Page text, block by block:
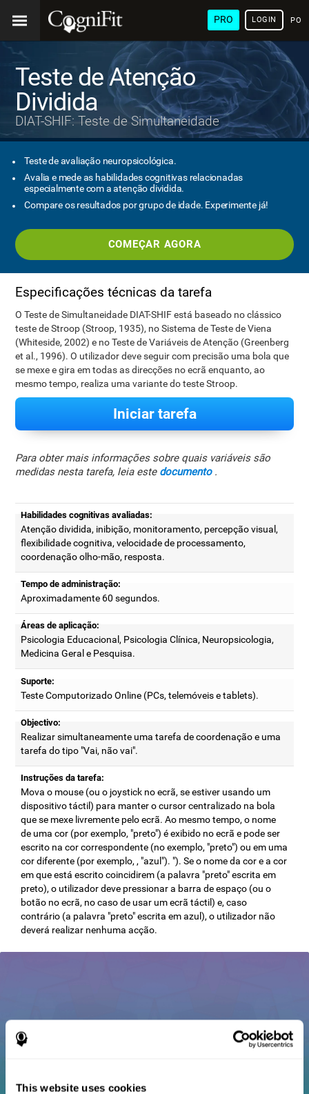
This website uses cookies
PRO LOGIN
Teste de Atenção
Dividida
DIAT-SHIF: Teste de Simultaneidade
Teste de avaliação neuropsicológica.
Avalia e mede as habilidades cognitivas relacionadas
especialmente com a atenção dividida.
Compare os resultados por grupo de idade. Experimente já!
COMEÇAR AGORA
Especificações técnicas da tarefa
O Teste de Simultaneidade DIAT-SHIF está baseado no clássico
teste de Stroop (Stroop, 1935), no Sistema de Teste de Viena
(Whiteside, 2002) e no Teste de Variáveis ​​de Atenção (Greenberg
et al., 1996). O utilizador deve seguir com precisão uma bola que
se mexe e gira em todas as direcções no ecrã enquanto, ao
mesmo tempo, realiza uma variante do teste Stroop.
Iniciar tarefa
Para obter mais informações sobre quais variáveis são
medidas nesta tarefa, leia este documento.
Habilidades cognitivas avaliadas:
Atenção dividida, inibição, monitoramento, percepção visual,
flexibilidade cognitiva, velocidade de processamento,
coordenação olho-mão, resposta.
Tempo de administração:
Aproximadamente 60 segundos.
Áreas de aplicação:
Psicologia Educacional, Psicologia Clínica, Neuropsicologia,
Medicina Geral e Pesquisa.
Suporte:
Teste Computorizado Online (PCs, telemóveis e tablets).
Objectivo:
Realizar simultaneamente uma tarefa de coordenação e uma
tarefa do tipo "Vai, não vai".
Instruções da tarefa:
Mova o mouse (ou o joystick no ecrã, se estiver usando um
dispositivo táctil) para manter o cursor centralizado na bola
que se mexe livremente pelo ecrã. Ao mesmo tempo, o nome
de uma cor (por exemplo, "preto") é exibido no ecrã e pode ser
escrito na cor correspondente (no exemplo, "preto") ou em uma
cor diferente (por exemplo, , "azul"). "). Se o nome da cor e a cor
em que está escrito coincidirem (a palavra "preto" escrita em
preto), o utilizador deve pressionar a barra de espaço (ou o
botão no ecrã, no caso de usar um ecrã táctil) e, caso
contrário (a palavra "preto" escrita em azul), o utilizador não
deverá realizar nenhuma acção.